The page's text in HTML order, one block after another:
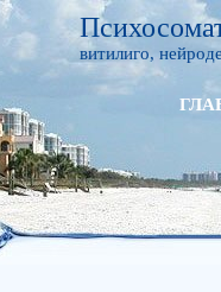
витилиго,